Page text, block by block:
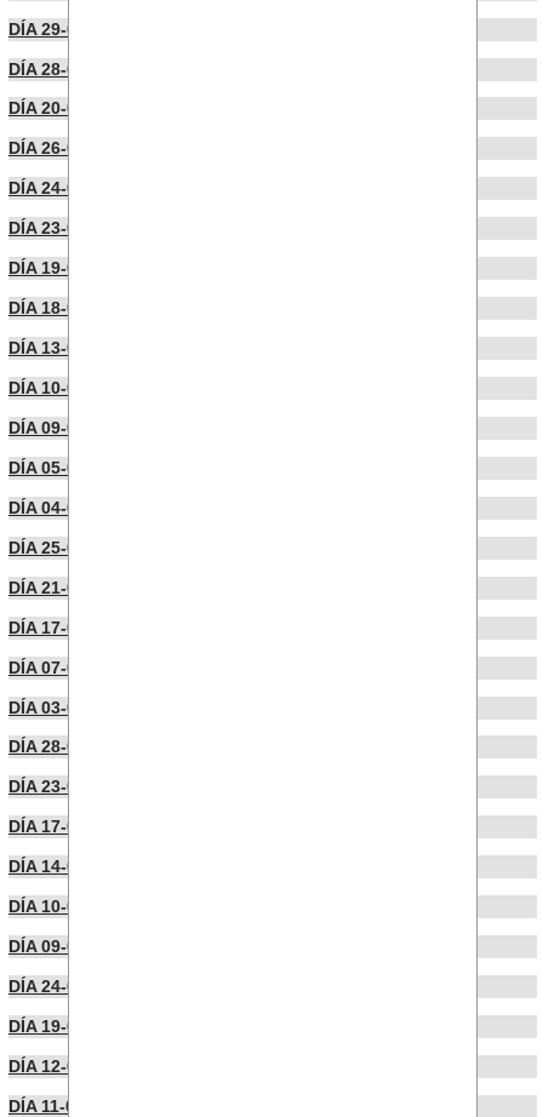
DÍA 29-06-2022
DÍA 28-06-2022
DÍA 20-06-2022
DÍA 26-05-2022
DÍA 24-05-2022
DÍA 23-05-2022
DÍA 19-05-2022
DÍA 18-05-2022
DÍA 13-05-2022
DÍA 10-05-2022
DÍA 09-05-2022
DÍA 05-04-2022
DÍA 04-04-2022
DÍA 25-03-2022
DÍA 21-03-2022
DÍA 17-03-2022
DÍA 07-03-2022
DÍA 03-03-2022
DÍA 28-02-2022
DÍA 23-02-2022
DÍA 17-02-2022
DÍA 14-02-2022
DÍA 10-02-2022
DÍA 09-02-2022
DÍA 24-01-2022
DÍA 19-01-2022
DÍA 12-01-2022
DÍA 11-01-2022